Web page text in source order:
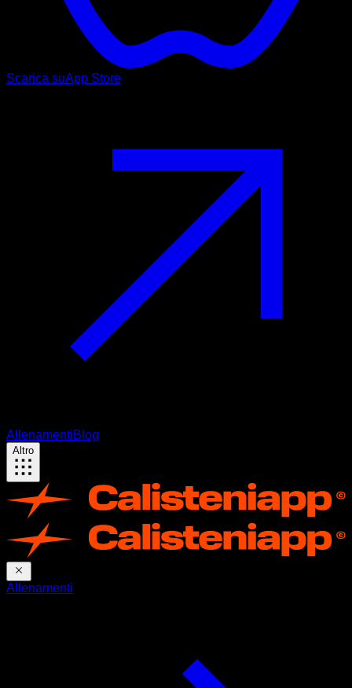
Scarica suApp Store
AllenamentiBlog
Altro
Allenamenti